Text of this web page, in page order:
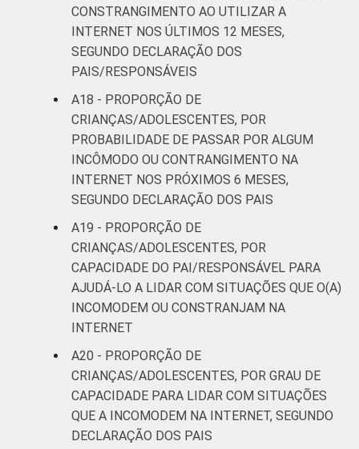
CONSTRANGIMENTO AO UTILIZAR A
INTERNET NOS ÚLTIMOS 12 MESES,
SEGUNDO DECLARAÇÃO DOS
PAIS/RESPONSÁVEIS
A18 - PROPORÇÃO DE
CRIANÇAS/ADOLESCENTES, POR
PROBABILIDADE DE PASSAR POR ALGUM
INCÔMODO OU CONTRANGIMENTO NA
INTERNET NOS PRÓXIMOS 6 MESES,
SEGUNDO DECLARAÇÃO DOS PAIS
A19 - PROPORÇÃO DE
CRIANÇAS/ADOLESCENTES, POR
CAPACIDADE DO PAI/RESPONSÁVEL PARA
AJUDÁ-LO A LIDAR COM SITUAÇÕES QUE O(A)
INCOMODEM OU CONSTRANJAM NA
INTERNET
A20 - PROPORÇÃO DE
CRIANÇAS/ADOLESCENTES, POR GRAU DE
CAPACIDADE PARA LIDAR COM SITUAÇÕES
QUE A INCOMODEM NA INTERNET, SEGUNDO
DECLARAÇÃO DOS PAIS